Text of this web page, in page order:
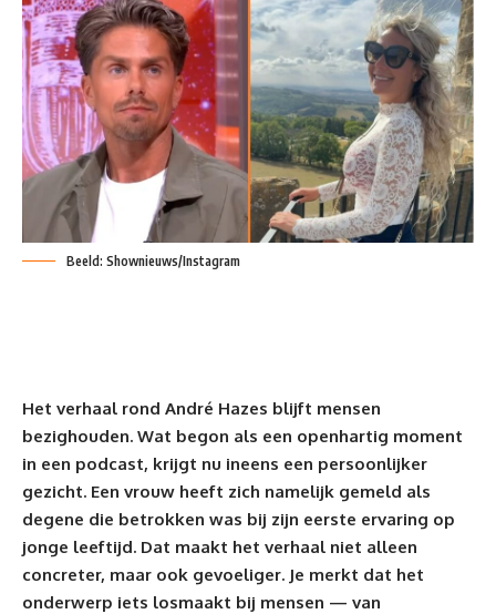
Beeld: Shownieuws/Instagram
Het verhaal rond André Hazes blijft mensen
bezighouden. Wat begon als een openhartig moment
in een podcast, krijgt nu ineens een persoonlijker
gezicht. Een vrouw heeft zich namelijk gemeld als
degene die betrokken was bij zijn eerste ervaring op
jonge leeftijd. Dat maakt het verhaal niet alleen
concreter, maar ook gevoeliger. Je merkt dat het
onderwerp iets losmaakt bij mensen — van